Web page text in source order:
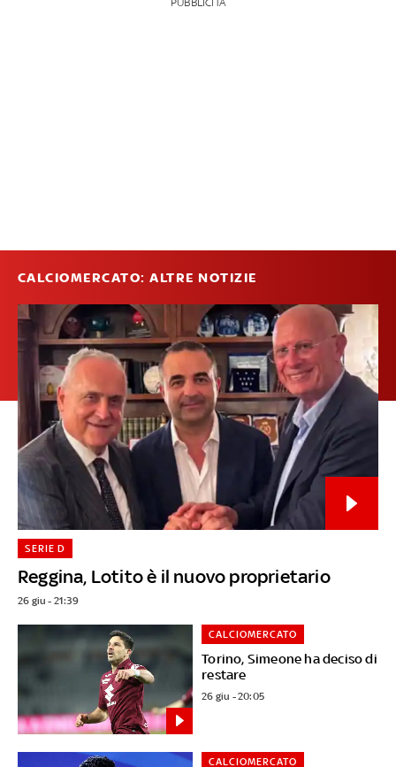
CALCIOMERCATO: ALTRE NOTIZIE
Reggina, Lotito è il nuovo proprietario
SERIE D
26 giu - 21:39
Torino, Simeone ha deciso di
restare
CALCIOMERCATO
26 giu - 20:05
CALCIOMERCATO